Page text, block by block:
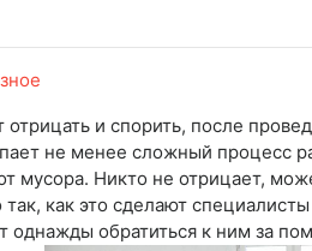
отрицать и спорить, после
не менее сложный процесс
мусора. Никто не отрицает,
так, как это сделают
однажды обратиться к ним за